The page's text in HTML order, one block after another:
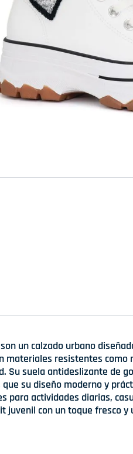
un calzado urbano
materiales resistentes
Su suela antideslizante de
su diseño moderno y
para actividades diarias,
juvenil con un toque fresco y